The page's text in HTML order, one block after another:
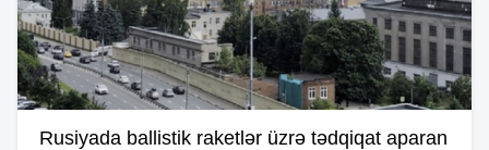
Rusiyada ballistik raketlər üzrə tədqiqat aparan